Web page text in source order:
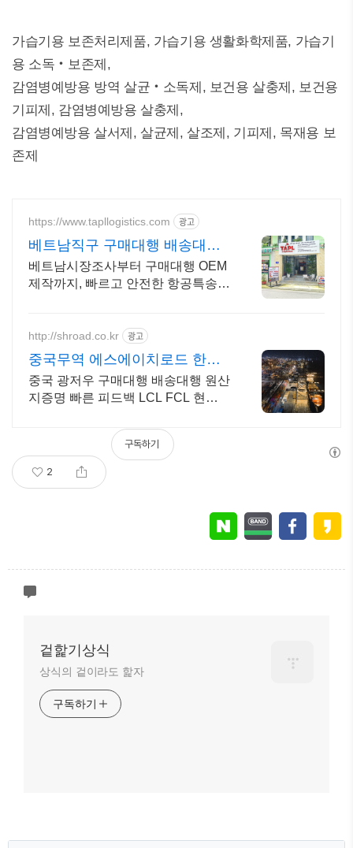
가습기용 보존처리제품, 가습기용 생활화학제품, 가습기
용 소독‧보존제,
감염병예방용 방역 살균‧소독제, 보건용 살충제, 보건용
기피제, 감염병예방용 살충제,
감염병예방용 살서제, 살균제, 살조제, 기피제, 목재용 보
존제
https://www.tapllogistics.com 광고
베트남직구 구매대행 배송대행
베트남-한국 양방향 국제택배
베트남시장조사부터 구매대행 OEM
제작까지, 빠르고 안전한 항공특송,
고 친절합니다.
http://shroad.co.kr 광고
중국무역 에스에이치로드 한국
인 현지법인운영 TT송금
중국 광저우 구매대행 배송대행 원산
지증명 빠른 피드백 LCL FCL 현지
2
구독하기
겉핥기상식
상식의 겉이라도 핥자
구독하기